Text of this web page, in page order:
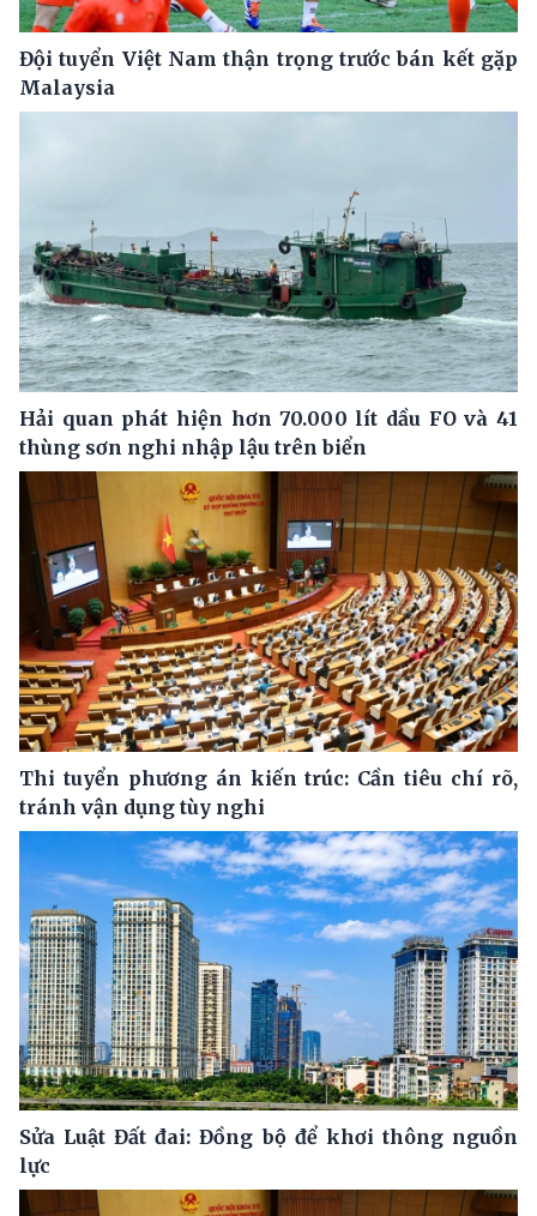
Đội tuyển Việt Nam thận trọng trước bán kết gặp
Malaysia
Hải quan phát hiện hơn 70.000 lít dầu FO và 41
thùng sơn nghi nhập lậu trên biển
Thi tuyển phương án kiến trúc: Cần tiêu chí rõ,
tránh vận dụng tùy nghi
Sửa Luật Đất đai: Đồng bộ để khơi thông nguồn
lực